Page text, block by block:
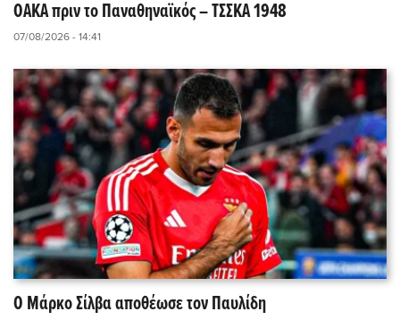
ΟΑΚΑ πριν το Παναθηναϊκός – ΤΣΣΚΑ 1948
07/08/2026 - 14:41
Ο Μάρκο Σίλβα αποθέωσε τον Παυλίδη